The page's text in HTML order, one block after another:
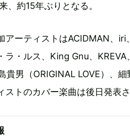
、約15年ぶりとなる。
アーティストはACIDMAN、iri
ラ・ルス、King Gnu、
貴男（ORIGINAL LOVE）、
ストのカバー楽曲は後日発表さ